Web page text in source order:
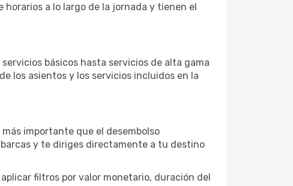
a lo largo de la jornada y tienen el
básicos hasta servicios de alta gama
los asientos y los servicios incluidos en la
importante que el desembolso
y te diriges directamente a tu destino
filtros por valor monetario, duración del